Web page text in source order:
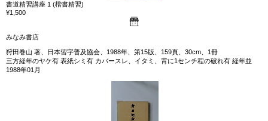
書道精習講座 1 (楷書精習)
¥1,500
みなみ書店
狩田巻山 著、日本習字普及協会、1988年、第15版、159頁、30cm、1冊
三方経年のヤケ有 表紙シミ有 カバースレ、イタミ、背に1センチ程の破れ有 経年並
1988年01月